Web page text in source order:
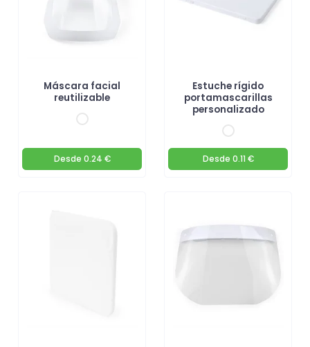
Máscara facial
reutilizable
Desde 0.24 €
Estuche rígido
portamascarillas
personalizado
Desde 0.11 €